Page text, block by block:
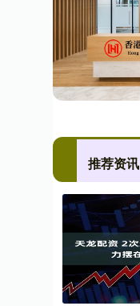
推荐资讯